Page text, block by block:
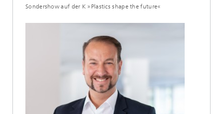
Sondershow auf der K »Plastics shape the future«